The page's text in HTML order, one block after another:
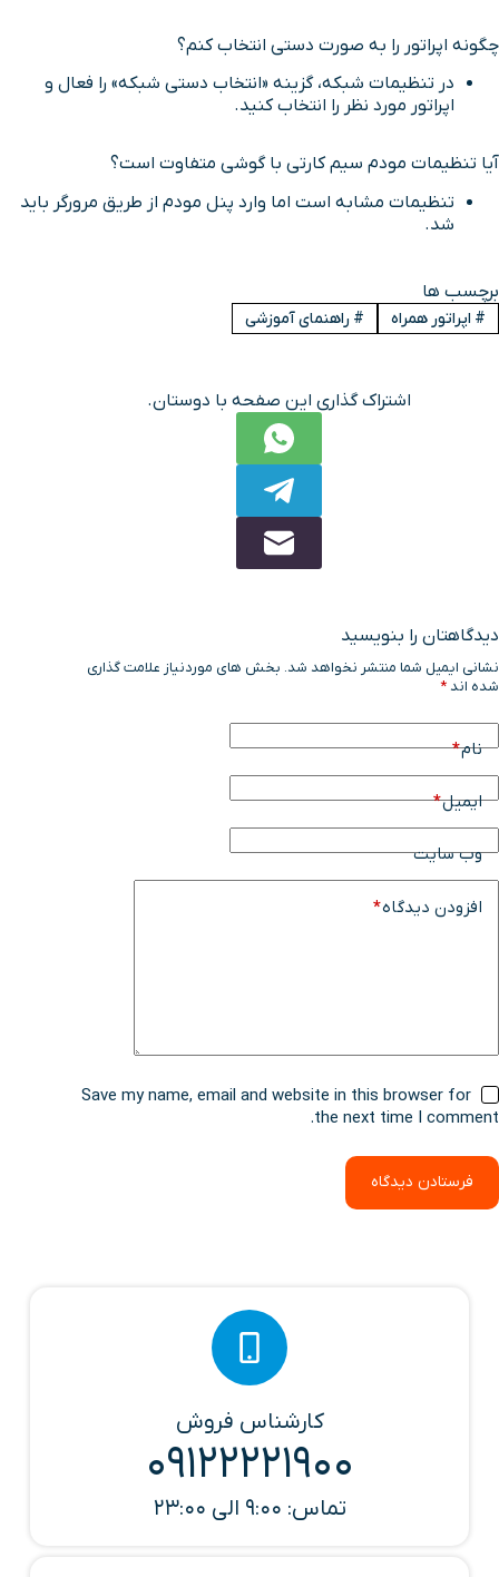
چگونه اپراتور را به صورت دستی انتخاب کنم؟
در تنظیمات شبکه، گزینه «انتخاب دستی شبکه» را فعال و
اپراتور مورد نظر را انتخاب کنید.
آیا تنظیمات مودم سیم کارتی با گوشی متفاوت است؟
تنظیمات مشابه است اما وارد پنل مودم از طریق مرورگر باید
شد.
برچسب ها
# اپراتور همراه # راهنمای آموزشی
اشتراک گذاری این صفحه با دوستان.
دیدگاهتان را بنویسید
نشانی ایمیل شما منتشر نخواهد شد. بخش های موردنیاز علامت گذاری
شده اند*
نام*
ایمیل*
وب سایت
افزودن دیدگاه*
Save my name, email and website in this browser for
the next time I comment.
فرستادن دیدگاه
کارشناس فروش
09122221900
تماس: 9:00 الی 23:00